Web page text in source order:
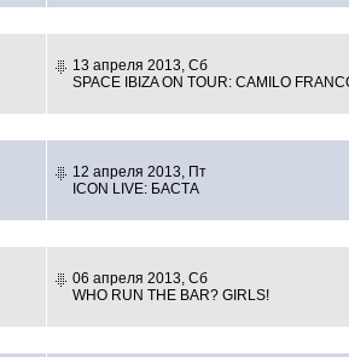
13 апреля 2013, Сб
SPACE IBIZA ON TOUR: CAMILO
12 апреля 2013, Пт
ICON LIVE: БАСТА
06 апреля 2013, Сб
WHO RUN THE BAR? GIRLS!